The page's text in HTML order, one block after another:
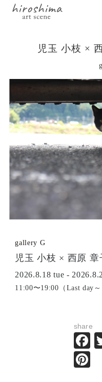
児玉 小枝 ×
gallery G
児玉 小枝 × 西原 章
2026.8.18 tue -
11:00〜19:00（Last day～
share